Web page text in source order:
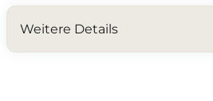
Weitere Details